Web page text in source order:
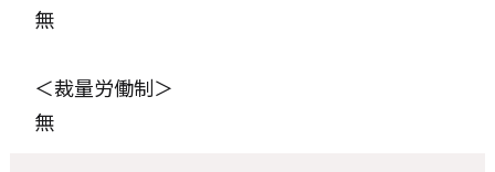
無
＜裁量労働制＞
無